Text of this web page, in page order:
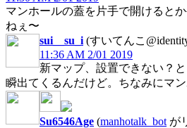
マンホールの蓋を片手で開けると
ねぇ〜
sui__su_i (すいてんこ
11:36 AM 2/01 2019
新マップ、設置できない？
瞬出てくるんだけど。ちなみにマン
Su6546Age (manhotalk_bot が